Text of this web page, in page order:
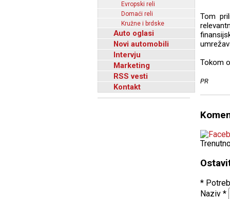
Evropski reli
Domaći reli
Kružne i brdske
Auto oglasi
Novi automobili
Intervju
Marketing
RSS vesti
Kontakt
Tom
Tokom
PR
*
Naziv *